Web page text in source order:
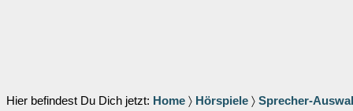
Hier befindest Du Dich jetzt: Home 〉 Hörspiele 〉 Sprecher-